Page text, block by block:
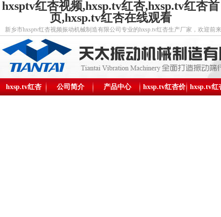
hxsptv红杏视频,hxsp.tv红杏,hxsp.tv红杏首
页,hxsp.tv红杏在线观看
新乡市hxsptv红杏视频振动机械制造有限公司专业的hxsp.tv红杏生产厂家，欢迎前来
hxsp.tv红杏 公司简介 产品中心 hxsp.tv红杏价 hxsp.tv红